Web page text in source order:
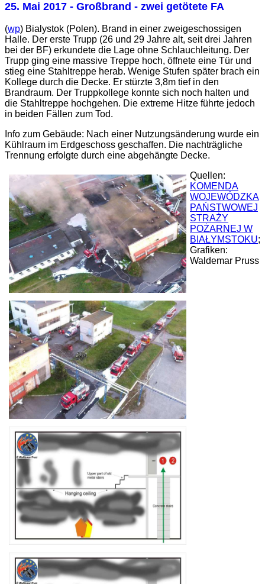
25. Mai 2017 - Großbrand - zwei getötete FA
(wp) Bialystok (Polen). Brand in einer zweigeschossigen
Halle. Der erste Trupp (26 und 29 Jahre alt, seit drei Jahren
bei der BF) erkundete die Lage ohne Schlauchleitung. Der
Trupp ging eine massive Treppe hoch, öffnete eine Tür und
stieg eine Stahltreppe herab. Wenige Stufen später brach ein
Kollege durch die Decke. Er stürzte 3,8m tief in den
Brandraum. Der Truppkollege konnte sich noch halten und
die Stahltreppe hochgehen. Die extreme Hitze führte jedoch
in beiden Fällen zum Tod.
Info zum Gebäude: Nach einer Nutzungsänderung wurde ein
Kühlraum im Erdgeschoss geschaffen. Die nachträgliche
Trennung erfolgte durch eine abgehängte Decke.
Quellen:
KOMENDA
WOJEWÓDZKA
PAŃSTWOWEJ
STRAŻY
POŻARNEJ W
BIAŁYMSTOKU;
Grafiken:
Waldemar Pruss